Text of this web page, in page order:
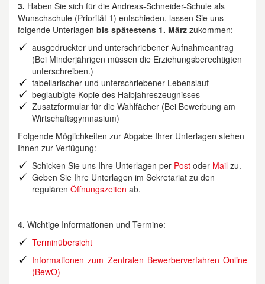
3. Haben Sie sich für die Andreas-Schneider-Schule als
Wunschschule (Priorität 1) entschieden, lassen Sie uns
folgende Unterlagen bis spätestens 1. März zukommen:
ausgedruckter und unterschriebener Aufnahmeantrag
(Bei Minderjährigen müssen die Erziehungsberechtigten
unterschreiben.)
tabellarischer und unterschriebener Lebenslauf
beglaubigte Kopie des Halbjahreszeugnisses
Zusatzformular für die Wahlfächer (Bei Bewerbung am
Wirtschaftsgymnasium)
Folgende Möglichkeiten zur Abgabe Ihrer Unterlagen stehen
Ihnen zur Verfügung:
Schicken Sie uns Ihre Unterlagen per Post oder Mail zu.
Geben Sie Ihre Unterlagen im Sekretariat zu den
regulären Öffnungszeiten ab.
4. Wichtige Informationen und Termine:
Terminübersicht
Informationen zum Zentralen Bewerberverfahren Online
(BewO)